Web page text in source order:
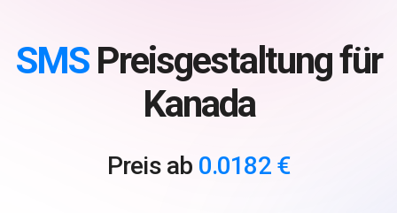
SMSPreisgestaltung für
Kanada
Preis ab 0.0182 €